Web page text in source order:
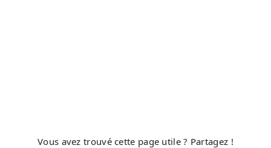
Vous avez trouvé cette page utile ? Partagez !